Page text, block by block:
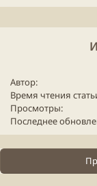
чтобы
Игровая
Ваши
Один
Автор
Время чтения
Просмотры
Последнее